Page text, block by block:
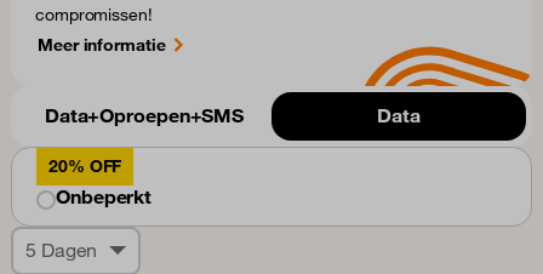
compromissen!
Meer informatie
Data+Oproepen+SMS Data
20% OFF
Onbeperkt
5 Dagen